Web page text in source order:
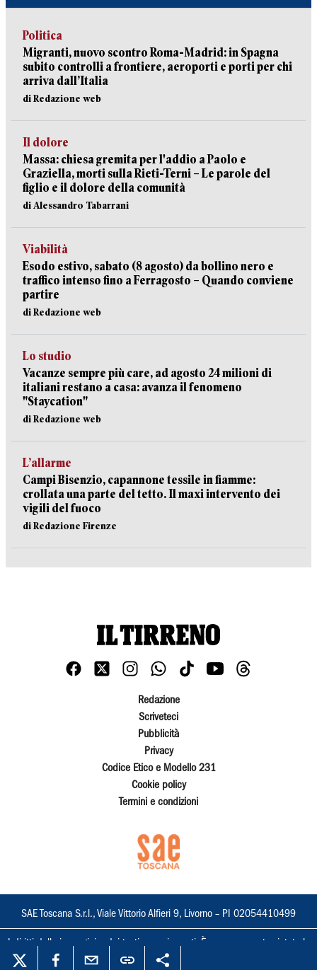
Politica
Migranti, nuovo scontro Roma-Madrid: in Spagna
subito controlli a frontiere, aeroporti e porti per chi
arriva dall’Italia
di Redazione web
Il dolore
Massa: chiesa gremita per l'addio a Paolo e
Graziella, morti sulla Rieti-Terni – Le parole del
figlio e il dolore della comunità
di Alessandro Tabarrani
Viabilità
Esodo estivo, sabato (8 agosto) da bollino nero e
traffico intenso fino a Ferragosto – Quando conviene
partire
di Redazione web
Lo studio
Vacanze sempre più care, ad agosto 24 milioni di
italiani restano a casa: avanza il fenomeno
"Staycation"
di Redazione web
L’allarme
Campi Bisenzio, capannone tessile in fiamme:
crollata una parte del tetto. Il maxi intervento dei
vigili del fuoco
di Redazione Firenze
Redazione
Scriveteci
Pubblicità
Privacy
Codice Etico e Modello 231
Cookie policy
Termini e condizioni
SAE Toscana S.r.l., Viale Vittorio Alfieri 9, Livorno – PI 02054410499
I diritti delle immagini e dei testi sono riservati. È espressamente vietata la
loro riproduzione con qualsiasi mezzo e l'adattamento totale o parziale.